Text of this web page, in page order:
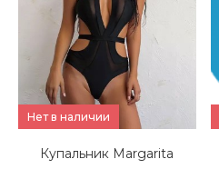
ПОДРОБНЕЕ
Нет в наличии
Купальник Margarita